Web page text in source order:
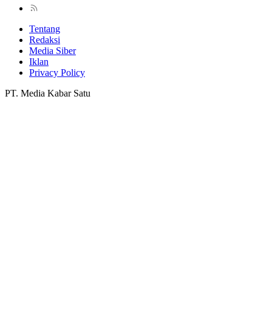
Tentang
Redaksi
Media Siber
Iklan
Privacy Policy
PT. Media Kabar Satu